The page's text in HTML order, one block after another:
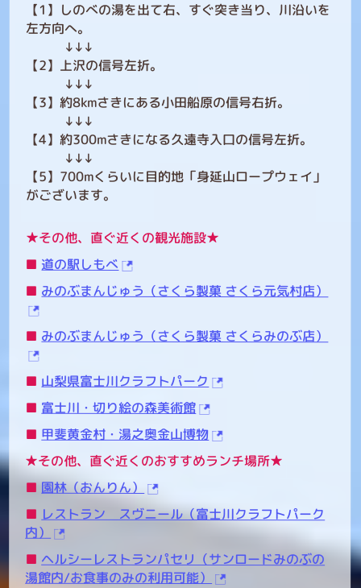
【1】しのべの湯を出て右、すぐ突き当り、川沿いを
左方向へ。
↓↓↓
【2】上沢の信号左折。
↓↓↓
【3】約8kmさきにある小田船原の信号右折。
↓↓↓
【4】約300mさきになる久遠寺入口の信号左折。
↓↓↓
【5】700mくらいに目的地「身延山ロープウェイ」
がございます。
★その他、直ぐ近くの観光施設★
■ 道の駅しもべ
■ みのぶまんじゅう（さくら製菓 さくら元気村店）
■ みのぶまんじゅう（さくら製菓 さくらみのぶ店）
■ 山梨県富士川クラフトパーク
■ 富士川・切り絵の森美術館
■ 甲斐黄金村・湯之奥金山博物
★その他、直ぐ近くのおすすめランチ場所★
■ 園林（おんりん）
■ レストラン スヴニール（富士川クラフトパーク
内）
■ ヘルシーレストランパセリ（サンロードみのぶの
湯館内/お食事のみの利用可能）